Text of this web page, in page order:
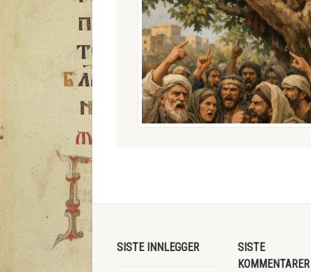
SISTE INNLEGGER
SISTE
KOMMENTARER